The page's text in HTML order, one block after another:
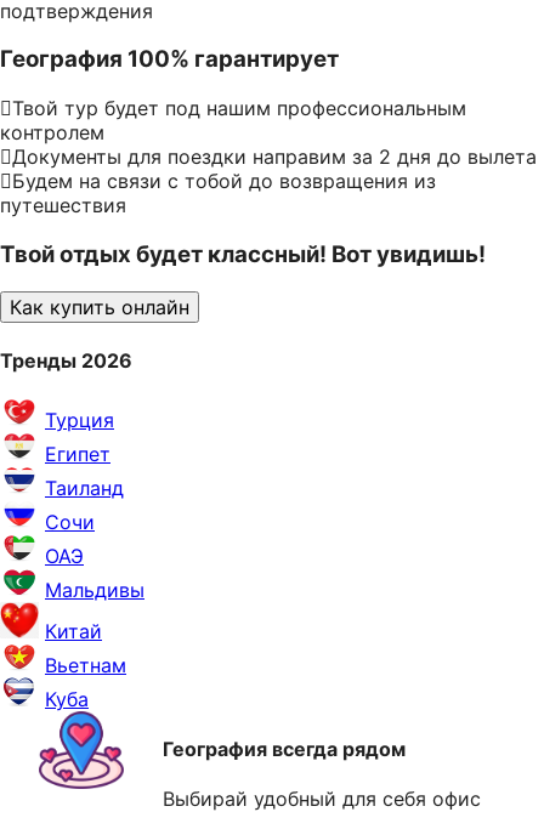
подтверждения
География 100% гарантирует
Твой тур будет под нашим профессиональным
контролем
Документы для поездки направим за 2 дня до вылета
Будем на связи с тобой до возвращения из
путешествия
Твой отдых будет классный! Вот увидишь!
Как купить онлайн
Тренды 2026
Турция
Египет
Таиланд
Сочи
ОАЭ
Мальдивы
Китай
Вьетнам
Куба
География всегда рядом
Выбирай удобный для себя офис